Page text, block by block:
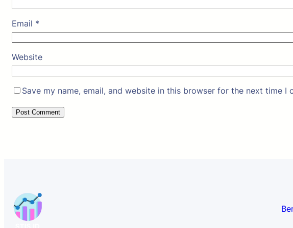
Email *
Website
Save my name, email, and website in this browser for the next time I